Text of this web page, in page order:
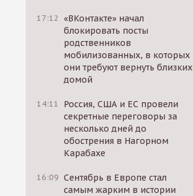
17:12 «ВКонтакте» начал
блокировать посты
родственников
мобилизованных, в которых
они требуют вернуть близких
домой
14:11
Россия, США и ЕС провели
секретные переговоры за
несколько дней до
обострения в Нагорном
Карабахе
16:09 Сентябрь в Европе стал
самым жарким в истории